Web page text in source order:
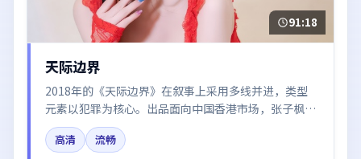
91:18
天际边界
2018年的《天际边界》在叙事上采用多线并进，类型
元素以犯罪为核心。出品面向中国香港市场，张子枫、
张译、周冬雨所饰角色推动关键反转，结尾留白引发讨
论。
高清
流畅